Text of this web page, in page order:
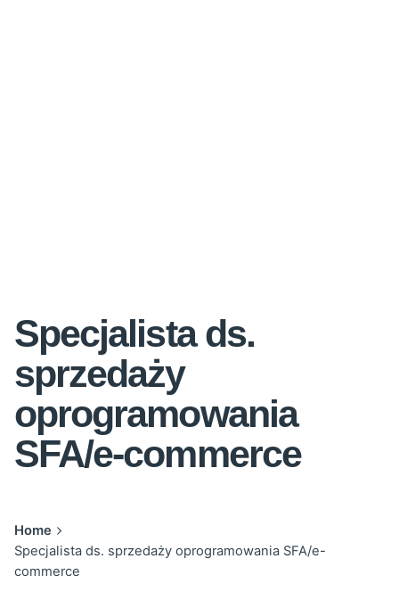
Specjalista ds.
sprzedaży
oprogramowania
SFA/e-commerce
Home
Specjalista ds. sprzedaży oprogramowania SFA/e-
commerce